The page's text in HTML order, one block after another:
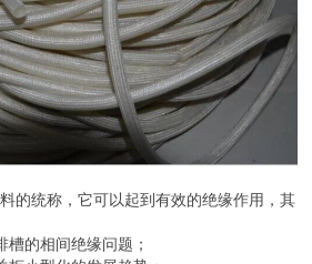
的统称，它可以起到有效的绝缘作用，其
的相间绝缘问题；